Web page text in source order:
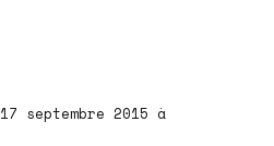
septembre 2015 à